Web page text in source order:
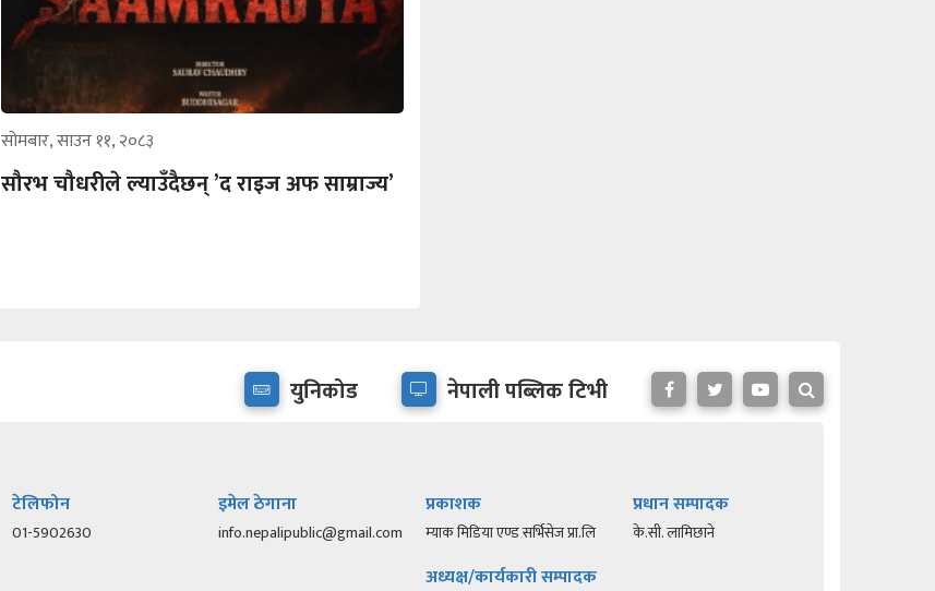
सोमबार, साउन ११, २०८३
सौरभ चौधरीले ल्याउँदैछन् ’द राइज अफ साम्राज्य’
युनिकोड नेपाली पब्लिक टिभी
टेलिफोन
01-5902630
इमेल ठेगाना
info.nepalipublic@gmail.com
प्रकाशक
म्याक मिडिया एण्ड सर्भिसेज प्रा.लि
अध्यक्ष/कार्यकारी सम्पादक
प्रधान सम्पादक
के.सी. लामिछाने